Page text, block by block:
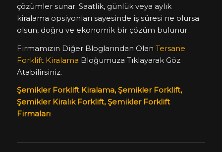
çözümler sunar. Saatlik, günlük veya aylık
kiralama opsiyonları sayesinde iş süresi ne olursa
olsun, doğru ve ekonomik bir çözüm bulunur.
Firmamızın Diğer Bloglarından Olan Tersane
Forklift Kiralama Bloğumuza Tıklayarak Göz
Atabilirsiniz.
Şemikler Forklift Kiralama, Şemikler Forklift,
Şemikler Kiralık Forklift, Şemikler Forklift
Firmaları